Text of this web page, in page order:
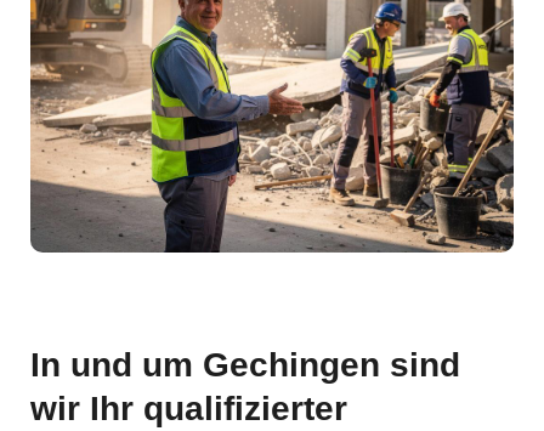
In und um Gechingen sind
wir Ihr qualifizierter